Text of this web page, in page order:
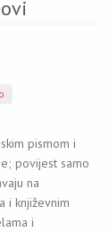
pismom i
povijest samo
na
i književnim
i